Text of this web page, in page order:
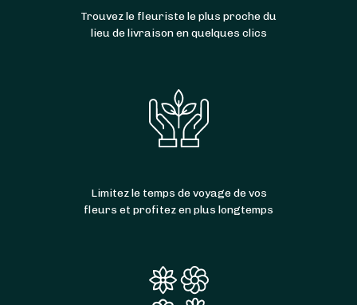
Trouvez le fleuriste le plus proche du
lieu de livraison en quelques clics
Limitez le temps de voyage de vos
fleurs et profitez en plus longtemps